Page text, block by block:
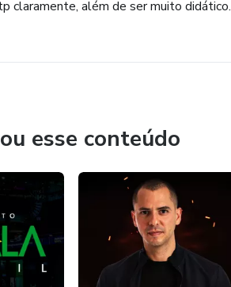
claramente, além de ser muito didático.
esse conteúdo